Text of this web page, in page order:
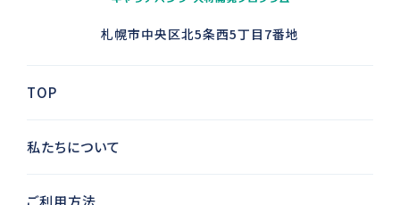
札幌市中央区北5条西5丁目7番地
TOP
私たちについて